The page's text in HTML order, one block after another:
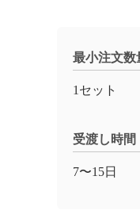
最小注文数
1セット
受渡し時間
7〜15日